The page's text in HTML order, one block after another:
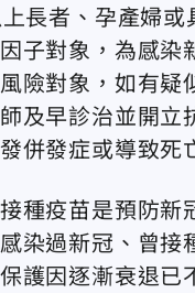
長者、孕產婦或
子對象，為感染
險對象，如有疑
及早診治並開立
併發症或導致死
種疫苗是預防新
染過新冠、曾接
護因逐漸衰退已